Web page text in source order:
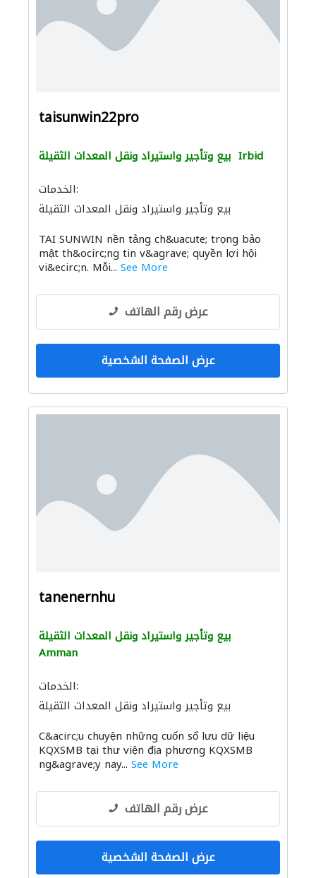
taisunwin22pro
بيع وتأجير واستيراد ونقل المعدات الثقيلة Irbid
الخدمات:
بيع وتأجير واستيراد ونقل المعدات الثقيلة
TAI SUNWIN nền tảng ch&uacute; trọng bảo
mật th&ocirc;ng tin v&agrave; quyền lợi hội
vi&ecirc;n. Mỗi... See More
عرض رقم الهاتف
عرض الصفحة الشخصية
tanenernhu
بيع وتأجير واستيراد ونقل المعدات الثقيلة
Amman
الخدمات:
بيع وتأجير واستيراد ونقل المعدات الثقيلة
C&acirc;u chuyện những cuốn sổ lưu dữ liệu
KQXSMB tại thư viện địa phương KQXSMB
ng&agrave;y nay... See More
عرض رقم الهاتف
عرض الصفحة الشخصية